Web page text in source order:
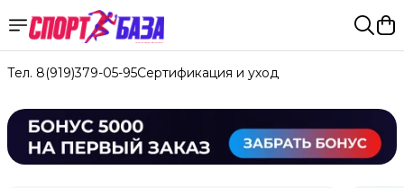
Тел. 8(919)379-05-95Сертификация и уход